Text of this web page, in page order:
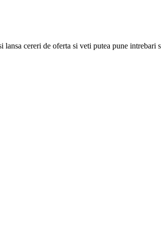
cereri de oferta si veti putea pune intrebari